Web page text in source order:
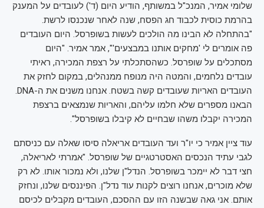
שלומי אמיר, המנכ"ל במשותף, הודיע היום (ד') לעובדים על המענק
בהרמת כוסית לכבוד חג הפסח, שנה לאחר שנכנסו לרשת.
"בהתחלה לא הבינו מה הולכים לעשות בשופרסל. היום העובדים
פה אומרים לי 'מחקים אותנו במבצעים'", אמר אמיר. "היום
מסתכלים על שופרסל. כשהסתכלתי על רצפת המכירה, ראיתי
עובדים נלחמים, והמטה היה מנופח ממנהלים, במקום לחזק את
העובדים האריות שעובדים קשה בשטח. אנחנו משנים את ה-DNA.
הבאנו מספרים שלא חלמו עליהם, והאריות שנמצאים ברצפת
המכירה יקבלו משהו שבחיים לא קיבלו בשופרסל".
עוד ציין אמיר כי יו"ר ועד העובדים אריאלה סיסו שאלה עם כניסתם
לגבי עתיד הנכסים האסטרטגיים של שופרסל. "אמרתי לאריאלה,
חצי דבר לא יימכר בשופרסל. הנדל"ן שלנו, ולא נמכור אותו. לא רק
שלא מוכרים, אנחנו רוצים לקנות עוד נדל"ן. הפיננסים שלנו, ונחזק
אותם. אני גאה שבשנה הזו עם ההסכם, העובדים מקבלים לכיסם